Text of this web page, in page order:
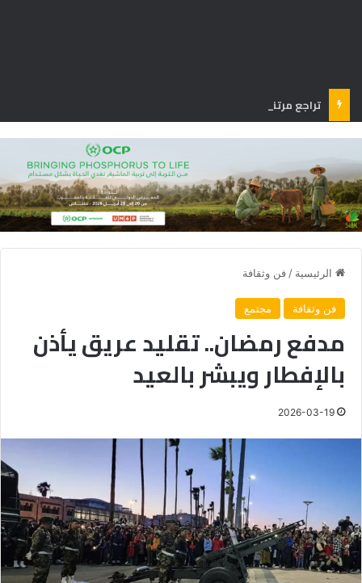
تراجع مرتقب بـ 40% في إنتاج الزيتون المغربي الموسم المقبل
الرئيسية / فن وثقافة
فن وثقافة مجتمع
مدفع رمضان.. تقليد عريق يأذن
بالإفطار ويبشر بالعيد
2026-03-19